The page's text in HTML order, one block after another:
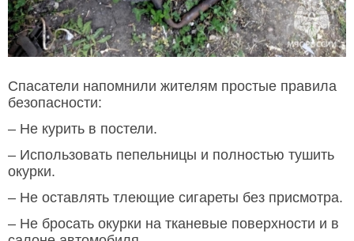
Спасатели напомнили жителям простые правила
безопасности:
– Не курить в постели.
– Использовать пепельницы и полностью тушить
окурки.
– Не оставлять тлеющие сигареты без присмотра.
– Не бросать окурки на тканевые поверхности и в